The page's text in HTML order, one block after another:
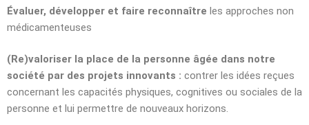
Évaluer, développer et faire reconnaître les approches non
médicamenteuses
(Re)valoriser la place de la personne âgée dans notre
société par des projets innovants : contrer les idées reçues
concernant les capacités physiques, cognitives ou sociales de la
personne et lui permettre de nouveaux horizons.